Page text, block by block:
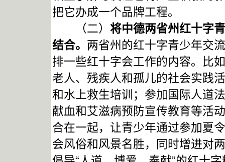
把它办成一个品牌工程。
（二） 将中德两省州红十字
结合。 两省州的红十字青少年交
排一些红十字会工作的内容。比
老人、残疾人和孤儿的社会实践
和水上救生培训；参加国际人道
献血和艾滋病预防宣传教育等活
合在一起，让青少年通过参加夏
会风俗和风景名胜，同时增进对